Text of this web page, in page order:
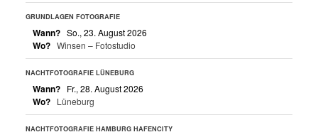
GRUNDLAGEN FOTOGRAFIE
Wann? So., 23. August 2026
Wo? Winsen – Fotostudio
NACHTFOTOGRAFIE LÜNEBURG
Wann? Fr., 28. August 2026
Wo? Lüneburg
NACHTFOTOGRAFIE HAMBURG HAFENCITY